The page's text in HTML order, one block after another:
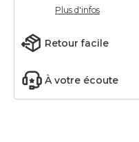
Plus d'infos
Retour facile
À votre écoute